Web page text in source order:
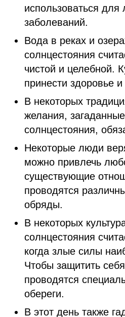
использоваться для
заболеваний.
Вода в реках и
солнцестояния
чистой и целебной.
принести здоровье и
В некоторых
желания,
солнцестояния,
Некоторые люди
можно привлечь
существующие
проводятся
обряды.
В некоторых
солнцестояния
когда злые силы
Чтобы защитить
проводятся
обереги.
В этот день также